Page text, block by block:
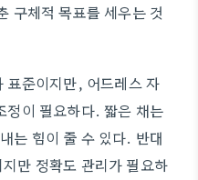
구체적 목표를 세우는 것
준이지만, 어드레스 자
정이 필요하다. 짧은 채는
는 힘이 줄 수 있다. 반대
만 정확도 관리가 필요하